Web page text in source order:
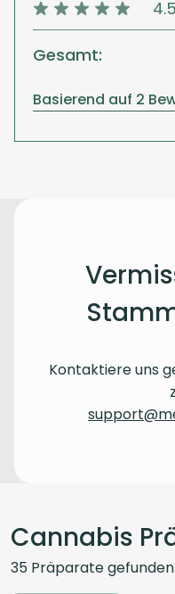
4.5
Gesamt:
Basierend auf 2
Kontaktiere uns
Cannabis
35 Präparategefunden